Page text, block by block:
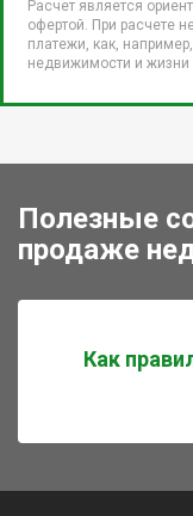
Расчет является
офертой. При расчете
платежи, как,
недвижимости и жизни
Полезные
продаже
Как